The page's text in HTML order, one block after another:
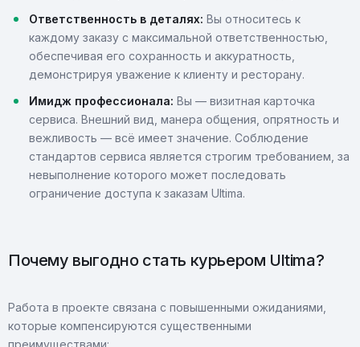
Ответственность в деталях: Вы относитесь к
каждому заказу с максимальной ответственностью,
обеспечивая его сохранность и аккуратность,
демонстрируя уважение к клиенту и ресторану.
Имидж профессионала: Вы — визитная карточка
сервиса. Внешний вид, манера общения, опрятность и
вежливость — всё имеет значение. Соблюдение
стандартов сервиса является строгим требованием, за
невыполнение которого может последовать
ограничение доступа к заказам Ultima.
Почему выгодно стать курьером Ultima?
Работа в проекте связана с повышенными ожиданиями,
которые компенсируются существенными
преимуществами: